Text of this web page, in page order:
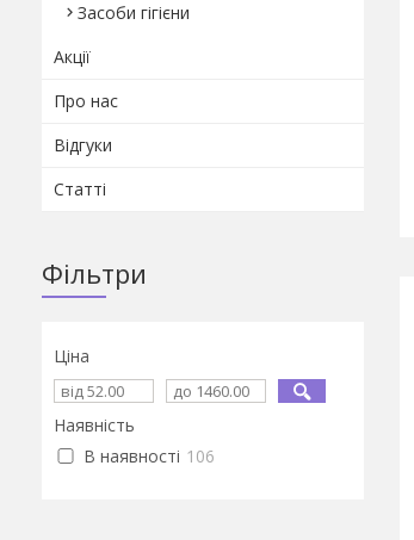
Засоби гігієни
Акції
Про нас
Відгуки
Статті
Фільтри
Ціна
Наявність
В наявності 106